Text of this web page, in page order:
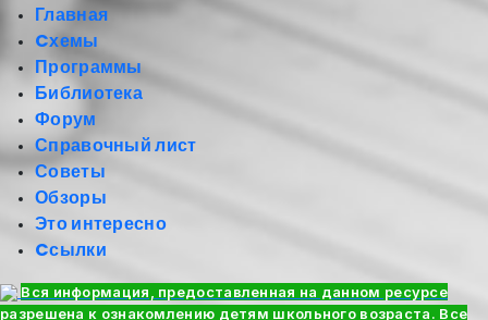
Главная
Cхемы
Программы
Библиотека
Форум
Справочный лист
Советы
Обзоры
Это интересно
Cсылки
Вся информация, предоставленная на данном ресурсе
разрешена к ознакомлению детям школьного возраста. Все